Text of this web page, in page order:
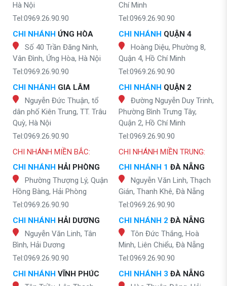
Hà Nội
Tel:0969.26.90.90
CHI NHÁNH ỨNG HÒA
Số 40 Trần Đăng Ninh,
Vân Đình, Ứng Hòa, Hà Nội
Tel:0969.26.90.90
CHI NHÁNH GIA LÂM
Nguyễn Đức Thuận, tổ
dân phố Kiên Trung, TT. Trâu
Quỳ, Hà Nội
Tel:0969.26.90.90
Chí Minh
Tel:0969.26.90.90
CHI NHÁNH QUẬN 4
Hoàng Diệu, Phường 8,
Quận 4, Hồ Chí Minh
Tel:0969.26.90.90
CHI NHÁNH QUẬN 2
Đường Nguyễn Duy Trinh,
Phường Bình Trưng Tây,
Quận 2, Hồ Chí Minh
Tel:0969.26.90.90
CHI NHÁNH MIỀN BẮC:
CHI NHÁNH HẢI PHÒNG
Phường Thượng Lý, Quận
Hồng Bàng, Hải Phòng
Tel:0969.26.90.90
CHI NHÁNH HẢI DƯƠNG
Nguyễn Văn Linh, Tân
Bình, Hải Dương
Tel:0969.26.90.90
CHI NHÁNH VĨNH PHÚC
CHI NHÁNH MIỀN TRUNG:
CHI NHÁNH 1 ĐÀ NẴNG
Nguyễn Văn Linh, Thạch
Gián, Thanh Khê, Đà Nẵng
Tel:0969.26.90.90
CHI NHÁNH 2 ĐÀ NẴNG
Tôn Đức Thắng, Hoà
Minh, Liên Chiểu, Đà Nẵng
Tel:0969.26.90.90
CHI NHÁNH 3 ĐÀ NẴNG